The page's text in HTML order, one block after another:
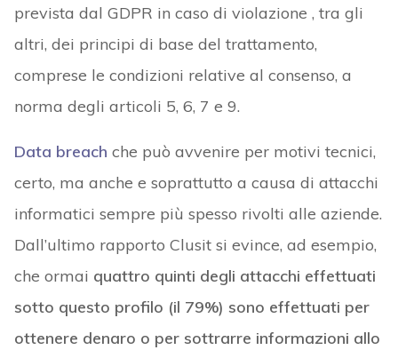
prevista dal GDPR in caso di violazione , tra gli
altri, dei principi di base del trattamento,
comprese le condizioni relative al consenso, a
norma degli articoli 5, 6, 7 e 9.
Data breach che può avvenire per motivi tecnici,
certo, ma anche e soprattutto a causa di attacchi
informatici sempre più spesso rivolti alle aziende.
Dall’ultimo rapporto Clusit si evince, ad esempio,
che ormai quattro quinti degli attacchi effettuati
sotto questo profilo (il 79%) sono effettuati per
ottenere denaro o per sottrarre informazioni allo